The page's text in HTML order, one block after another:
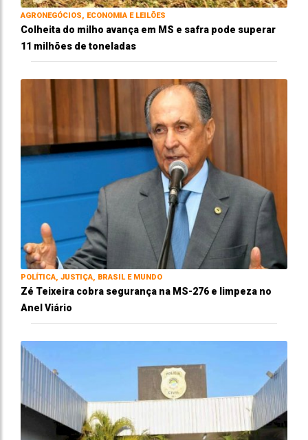
AGRONEGÓCIOS, ECONOMIA E LEILÕES
Colheita do milho avança em MS e safra pode superar
11 milhões de toneladas
POLÍTICA, JUSTIÇA, BRASIL E MUNDO
Zé Teixeira cobra segurança na MS-276 e limpeza no
Anel Viário